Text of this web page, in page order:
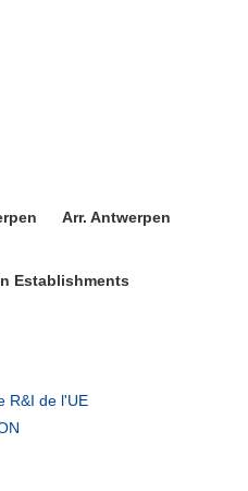
Arr. Antwerpen
Establishments
R&I de l'UE